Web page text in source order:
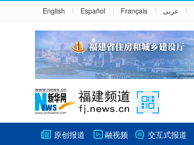
English Español Français عربى
原创报道 融视频 交互式报道